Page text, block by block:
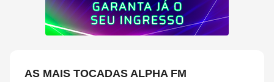
AS MAIS TOCADAS ALPHA FM